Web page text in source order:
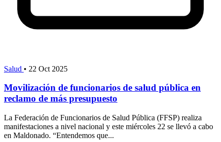
Salud • 22 Oct 2025
Movilización de funcionarios de salud pública en
reclamo de más presupuesto
La Federación de Funcionarios de Salud Pública (FFSP) realiza
manifestaciones a nivel nacional y este miércoles 22 se llevó a cabo
en Maldonado. “Entendemos que...